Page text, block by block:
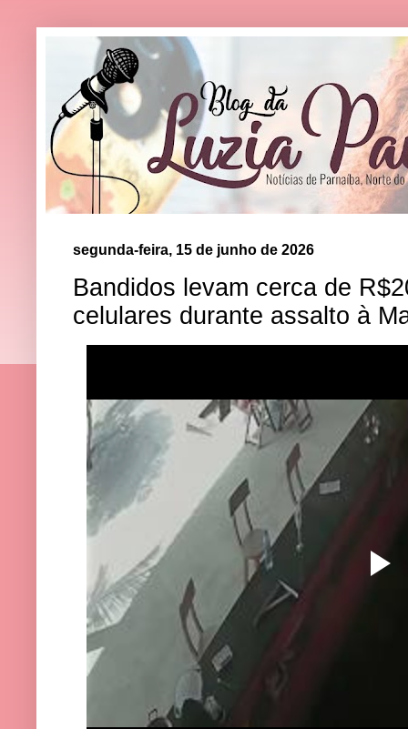
segunda-feira, 15 de junho de 2026
Bandidos levam cerca de
celulares durante assalto à